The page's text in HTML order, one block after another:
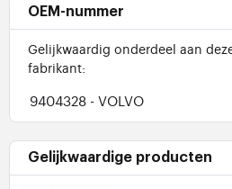
OEM-nummer
Gelijkwaardig onderdeel aan
fabrikant:
9404328 - VOLVO
Gelijkwaardige producten